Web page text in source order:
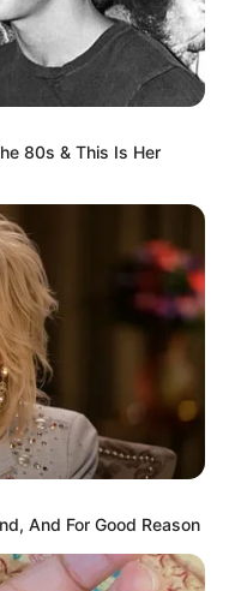
80s & This Is Her
And For Good Reason